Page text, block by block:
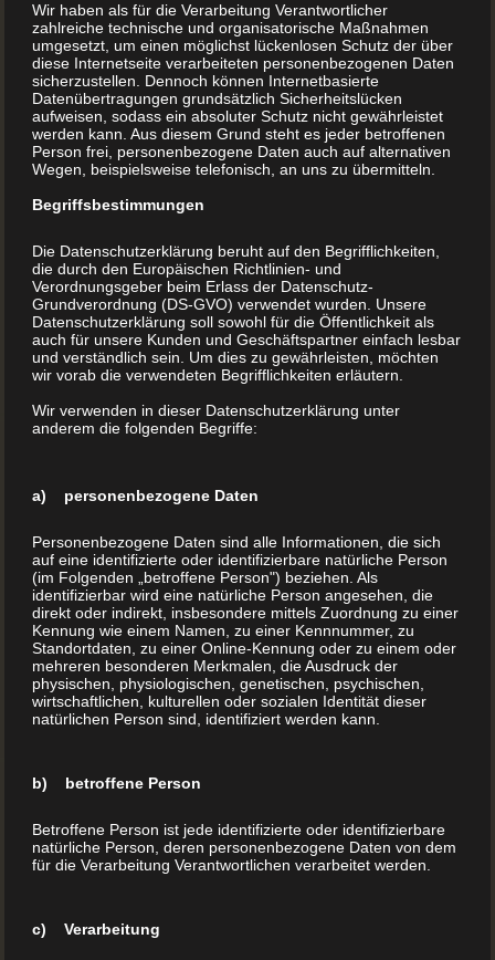
Im Moment sollten wir größere Menschenmassen meiden
– die Zeit könnte man zum Beispiel nutzen, um schon lang
gehegte Vorhaben in die Tat umzusetzen. Schreiben Sie
Ihre (Lebens)-Geschichte/n auf, bringen Sie über
Generationen gehegte Kochrezepte zu Papier oder
hinterlassen Sie Ihren Enkeln spannende
FamilienGeschichten. Der BUCHDRUCKER unterstützt Sie in
übernehmen auf Wunsch die Gestaltung, das Lektorat und
natürlich drucken wir Ihr Buch – schon in kleinsten
Auflagen.
Haben Sie Fragen?
Wir haben als für die Verarbeitung Verantwortlicher
zahlreiche technische und organisatorische Maßnahmen
umgesetzt, um einen möglichst lückenlosen Schutz der über
diese Internetseite verarbeiteten personenbezogenen Daten
sicherzustellen. Dennoch können Internetbasierte
Datenübertragungen grundsätzlich Sicherheitslücken
aufweisen, sodass ein absoluter Schutz nicht gewährleistet
werden kann. Aus diesem Grund steht es jeder betroffenen
Person frei, personenbezogene Daten auch auf alternativen
Wegen, beispielsweise telefonisch, an uns zu übermitteln.
Begriffsbestimmungen
Die Datenschutzerklärung beruht auf den Begrifflichkeiten,
die durch den Europäischen Richtlinien- und
Verordnungsgeber beim Erlass der Datenschutz-
Grundverordnung (DS-GVO) verwendet wurden. Unsere
Datenschutzerklärung soll sowohl für die Öffentlichkeit als
auch für unsere Kunden und Geschäftspartner einfach lesbar
und verständlich sein. Um dies zu gewährleisten, möchten
wir vorab die verwendeten Begrifflichkeiten erläutern.
Wir verwenden in dieser Datenschutzerklärung unter
anderem die folgenden Begriffe:
a) personenbezogene Daten
Personenbezogene Daten sind alle Informationen, die sich
auf eine identifizierte oder identifizierbare natürliche Person
(im Folgenden „betroffene Person") beziehen. Als
identifizierbar wird eine natürliche Person angesehen, die
direkt oder indirekt, insbesondere mittels Zuordnung zu einer
Kennung wie einem Namen, zu einer Kennnummer, zu
Standortdaten, zu einer Online-Kennung oder zu einem oder
mehreren besonderen Merkmalen, die Ausdruck der
physischen, physiologischen, genetischen, psychischen,
wirtschaftlichen, kulturellen oder sozialen Identität dieser
natürlichen Person sind, identifiziert werden kann.
b) betroffene Person
Betroffene Person ist jede identifizierte oder identifizierbare
natürliche Person, deren personenbezogene Daten von dem
für die Verarbeitung Verantwortlichen verarbeitet werden.
c) Verarbeitung